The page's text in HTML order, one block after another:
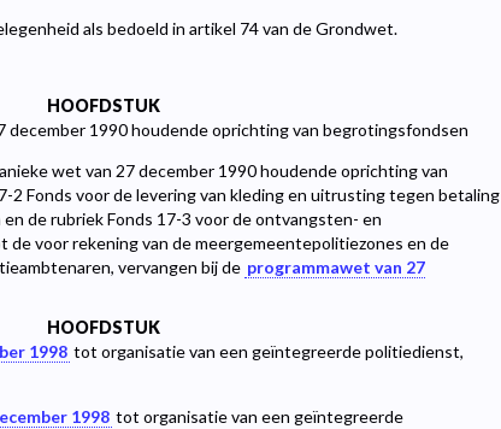
als bedoeld in artikel 74 van de Grondwet.
HOOFDSTUK
december 1990 houdende oprichting van begrotingsfondsen
wet van 27 december 1990 houdende oprichting van
Fonds voor de levering van kleding en uitrusting tegen betaling
de rubriek Fonds 17-3 voor de ontvangsten- en
voor rekening van de meergemeentepolitiezones en de
vervangen bij de programmawet van 27
HOOFDSTUK
1998 tot organisatie van een geïntegreerde politiedienst,
1998 tot organisatie van een geïntegreerde